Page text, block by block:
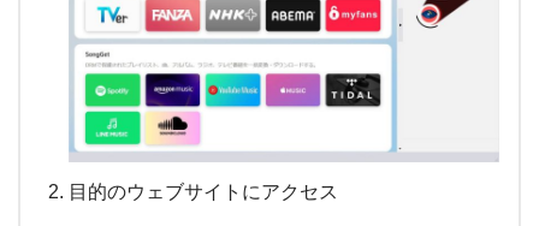
目的のウェブサイトにアクセス